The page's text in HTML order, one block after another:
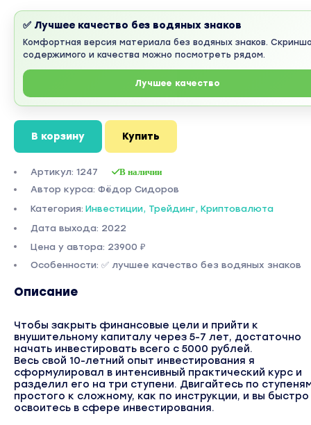
✅ Лучшее качество без водяных знаков
Комфортная версия материала без водяных знаков.
содержимого и качества можно посмотреть рядом.
Лучшее качество
В корзину Купить
Артикул: 1247 В наличии
Автор курса: Фёдор Сидоров
Категория: Инвестиции, Трейдинг, Криптовалюта
Дата выхода: 2022
Цена у автора: 23900 ₽
Особенности: ✅ лучшее качество без водяных знаков
Описание
Чтобы закрыть финансовые цели и прийти к
внушительному капиталу через 5-7 лет, достаточно
начать инвестировать всего с 5000 рублей.
Весь свой 10-летний опыт инвестирования я
сформулировал в интенсивный практический курс и
разделил его на три ступени. Двигайтесь по
простого к сложному, как по инструкции, и вы быстро
освоитесь в сфере инвестирования.